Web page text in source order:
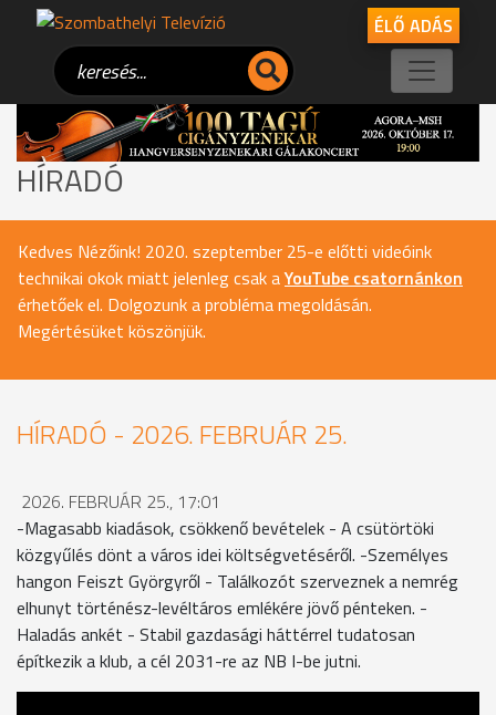
ÉLŐ ADÁS
HÍRADÓ
Kedves Nézőink! 2020. szeptember 25-e előtti videóink
technikai okok miatt jelenleg csak aYouTube csatornánkon
érhetőek el. Dolgozunk a probléma megoldásán.
Megértésüket köszönjük.
HÍRADÓ - 2026. FEBRUÁR 25.
2026. FEBRUÁR 25., 17:01
-Magasabb kiadások, csökkenő bevételek - A csütörtöki
közgyűlés dönt a város idei költségvetéséről. -Személyes
hangon Feiszt Györgyről - Találkozót szerveznek a nemrég
elhunyt történész-levéltáros emlékére jövő pénteken. -
Haladás ankét - Stabil gazdasági háttérrel tudatosan
építkezik a klub, a cél 2031-re az NB I-be jutni.